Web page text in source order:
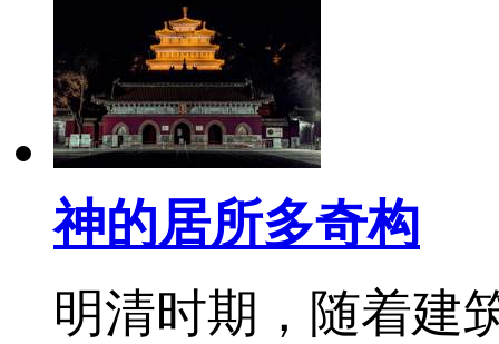
神的居所多奇构
明清时期，随着建